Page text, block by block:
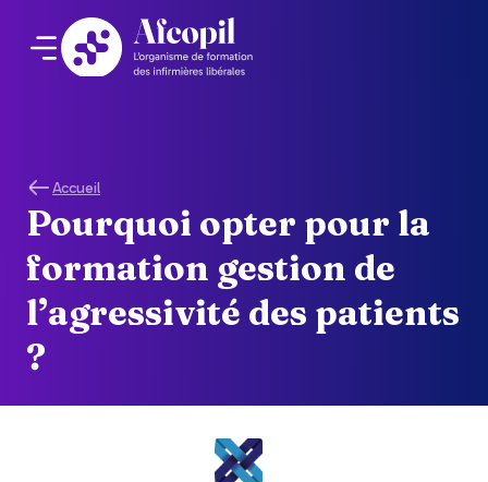
Accueil
Pourquoi opter pour la
formation gestion de
l’agressivité des patients
?